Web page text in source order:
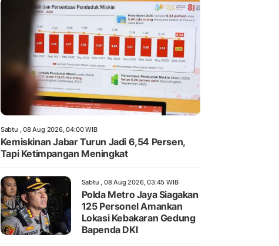
Sabtu , 08 Aug 2026, 04:00 WIB
Kemiskinan Jabar Turun Jadi 6,54 Persen,
Tapi Ketimpangan Meningkat
Sabtu , 08 Aug 2026, 03:45 WIB
Polda Metro Jaya Siagakan
125 Personel Amankan
Lokasi Kebakaran Gedung
Bapenda DKI